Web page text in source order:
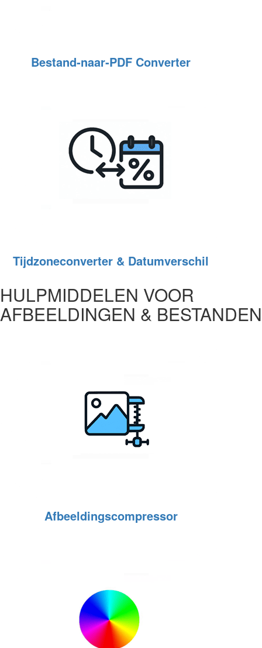
Bestand‑naar‑PDF Converter
Tijdzoneconverter & Datumverschil
HULPMIDDELEN VOOR
AFBEELDINGEN & BESTANDEN
Afbeeldingscompressor